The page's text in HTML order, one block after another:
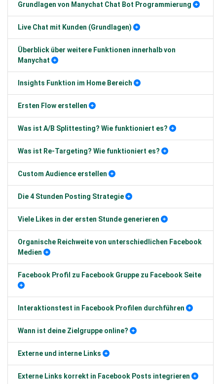
Grundlagen von Manychat Chat Bot Programmierung
Live Chat mit Kunden (Grundlagen)
Überblick über weitere Funktionen innerhalb von
Manychat
Insights Funktion im Home Bereich
Ersten Flow erstellen
Was ist A/B Splittesting? Wie funktioniert es?
Was ist Re-Targeting? Wie funktioniert es?
Custom Audience erstellen
Die 4 Stunden Posting Strategie
Viele Likes in der ersten Stunde generieren
Organische Reichweite von unterschiedlichen Facebook
Medien
Facebook Profil zu Facebook Gruppe zu Facebook Seite
Interaktionstest in Facebook Profilen durchführen
Wann ist deine Zielgruppe online?
Externe und interne Links
Externe Links korrekt in Facebook Posts integrieren